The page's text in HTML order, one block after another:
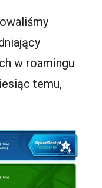
w roamingu
temu,